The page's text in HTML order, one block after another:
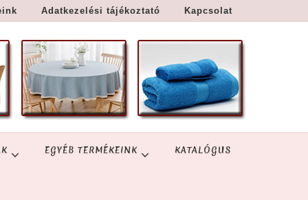
Adatkezelési tájékoztató Kapcsolat
EGYÉB TERMÉKEINK KATALÓGUS